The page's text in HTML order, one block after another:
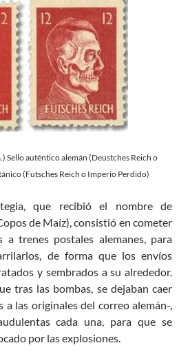
Sello auténtico alemán (Deustches Reich o
(Futsches Reich o Imperio Perdido)
que recibió el nombre de
de Maíz), consistió en cometer
a trenes postales alemanes, para
de forma que los envíos
y sembrados a su alrededor.
tras las bombas, se dejaban caer
a las originales del correo alemán-,
cada una, para que se
por las explosiones.